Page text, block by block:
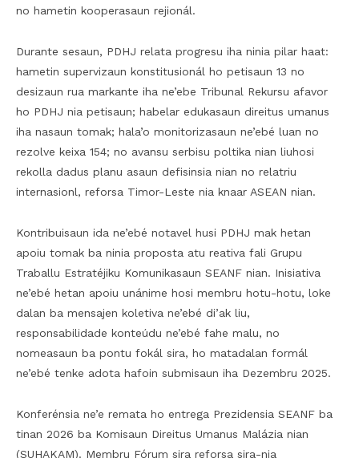
no hametin kooperasaun rejionál.
Durante sesaun, PDHJ relata progresu iha ninia pilar haat:
hametin supervizaun konstitusionál ho petisaun 13 no
desizaun rua markante iha ne’ebe Tribunal Rekursu afavor
ho PDHJ nia petisaun; habelar edukasaun direitus umanus
iha nasaun tomak; hala’o monitorizasaun ne’ebé luan no
rezolve keixa 154; no avansu serbisu poltika nian liuhosi
rekolla dadus planu asaun defisinsia nian no relatriu
internasionl, reforsa Timor-Leste nia knaar ASEAN nian.
Kontribuisaun ida ne’ebé notavel husi PDHJ mak hetan
apoiu tomak ba ninia proposta atu reativa fali Grupu
Traballu Estratéjiku Komunikasaun SEANF nian. Inisiativa
ne’ebé hetan apoiu unánime hosi membru hotu-hotu, loke
dalan ba mensajen koletiva ne’ebé di’ak liu,
responsabilidade konteúdu ne’ebé fahe malu, no
nomeasaun ba pontu fokál sira, ho matadalan formál
ne’ebé tenke adota hafoin submisaun iha Dezembru 2025.
Konferénsia ne’e remata ho entrega Prezidensia SEANF ba
tinan 2026 ba Komisaun Direitus Umanus Malázia nian
(SUHAKAM). Membru Fórum sira reforsa sira-nia